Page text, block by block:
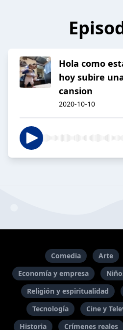
Hola como
hoy subire
cansion
2020-10-10
Comedia Arte
Economía y empresa
Religión y espiritualidad
Tecnología
Cine y
Historia
Crímenes reales